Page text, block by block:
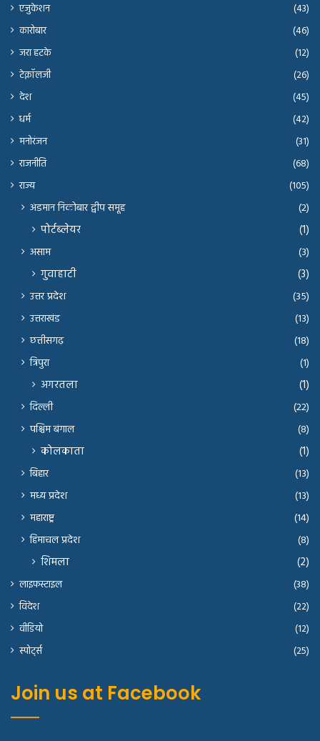
एजुकेशन
(43)
कारोबार
(46)
जरा हटके
(12)
टेक्नॉलजी
(26)
देश
(45)
धर्म
(42)
मनोरंजन
(31)
राजनीति
(68)
राज्य
(105)
अंडमान निकोबार द्वीप समूह (2)
पोर्टब्लेयर (1)
असाम (3)
गुवाहाटी (3)
उत्तर प्रदेश
(35)
उत्तराखंड
(13)
छत्तीसगढ़
(18)
त्रिपुरा
(1)
अगरतला (1)
दिल्ली
(22)
पश्चिम बंगाल
(8)
कोलकाता (1)
बिहार
(13)
मध्य प्रदेश
(13)
महाराष्ट्र
(14)
हिमाचल प्रदेश
(8)
शिमला (2)
लाइफस्टाइल
(38)
विदेश
(22)
वीडियो
(12)
स्पोर्ट्स
(25)
Join us at Facebook